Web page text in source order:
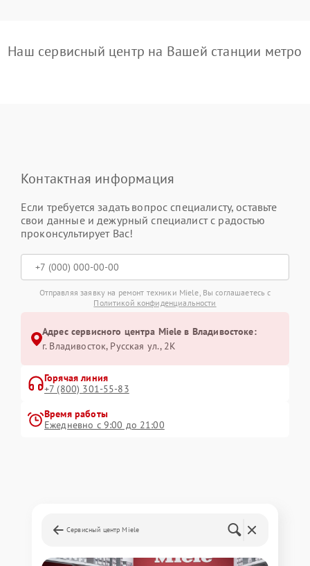
Наш сервисный центр на Вашей станции метро
Контактная информация
Если требуется задать вопрос специалисту, оставьте
свои данные и дежурный специалист с радостью
проконсультирует Вас!
Отправляя заявку на ремонт техники Miele, Вы соглашаетесь с
Политикой конфиденциальности
Адрес сервисного центра Miele в Владивостоке:
г. Владивосток, Русская ул., 2К
Горячая линия
+7 (800) 301-55-83
Время работы
Ежедневно с 9:00 до 21:00
Сервисный центр Miele